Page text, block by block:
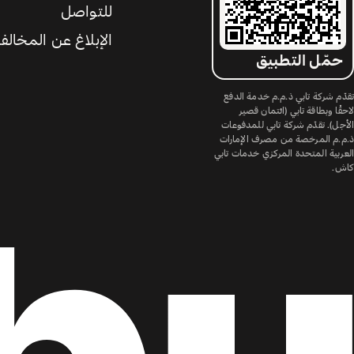
حمّل التطبيق
تقدّم شركة تابي ذ.م.م خدمة الدفع
لاحقًا وبطاقة تابي (ائتمان قصير
الأجل). تقدّم شركة تابي للمدفوعات
ذ.م.م المرخصة من مصرف الإمارات
العربية المتحدة المركزي خدمات تابي
كاش.
للتواصل
الإبلاغ عن